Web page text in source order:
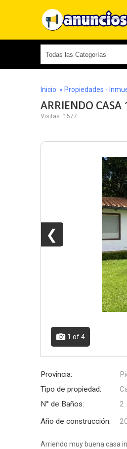
Inicio » Propiedades -
ARRIENDO CASA
Visitas: 1577
❮
1 of 4
Provincia:
Tipo de propiedad:
N° de Baños:
2
Año de construcción:
Arriendo muy buena casa